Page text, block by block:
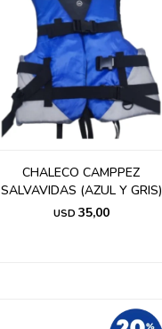
CHALECO CAMPPEZ
SALVAVIDAS (AZUL Y GRIS)
USD 35,00